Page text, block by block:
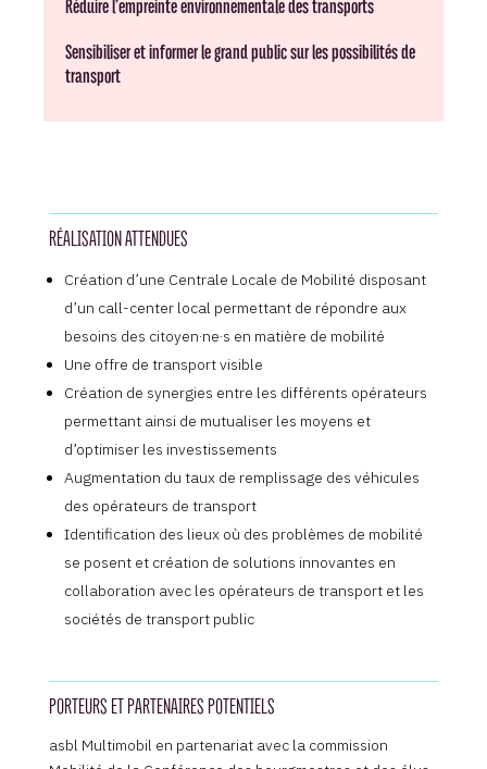
Réduire l’empreinte environnementale des transports
Sensibiliser et informer le grand public sur les possibilités de
transport
RÉALISATION ATTENDUES
Création d’une Centrale Locale de Mobilité disposant
d’un call-center local permettant de répondre aux
besoins des citoyen·ne·s en matière de mobilité
Une offre de transport visible
Création de synergies entre les différents opérateurs
permettant ainsi de mutualiser les moyens et
d’optimiser les investissements
Augmentation du taux de remplissage des véhicules
des opérateurs de transport
Identification des lieux où des problèmes de mobilité
se posent et création de solutions innovantes en
collaboration avec les opérateurs de transport et les
sociétés de transport public
PORTEURS ET PARTENAIRES POTENTIELS
asbl Multimobil en partenariat avec la commission